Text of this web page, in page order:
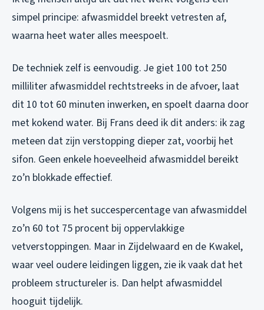
simpel principe: afwasmiddel breekt vetresten af,
waarna heet water alles meespoelt.
De techniek zelf is eenvoudig. Je giet 100 tot 250
milliliter afwasmiddel rechtstreeks in de afvoer, laat
dit 10 tot 60 minuten inwerken, en spoelt daarna door
met kokend water. Bij Frans deed ik dit anders: ik zag
meteen dat zijn verstopping dieper zat, voorbij het
sifon. Geen enkele hoeveelheid afwasmiddel bereikt
zo’n blokkade effectief.
Volgens mij is het succespercentage van afwasmiddel
zo’n 60 tot 75 procent bij oppervlakkige
vetverstoppingen. Maar in Zijdelwaard en de Kwakel,
waar veel oudere leidingen liggen, zie ik vaak dat het
probleem structureler is. Dan helpt afwasmiddel
hooguit tijdelijk.